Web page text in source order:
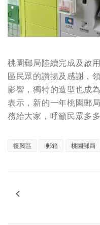
桃園郵局陸續完成及啟
區民眾的讚揚及感謝，
影響，獨特的造型也成
表示，新的一年桃園郵
務給大家，呼籲民眾多
復興區 i郵箱 桃園郵局